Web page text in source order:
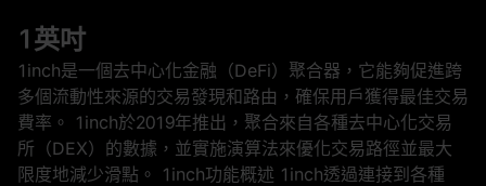
1英吋
1inch是一個去中心化金融（DeFi）聚合器，它能夠促進跨
多個流動性來源的交易發現和路由，確保用戶獲得最佳交易
費率。 1inch於2019年推出，聚合來自各種去中心化交易
所（DEX）的數據，並實施演算法來優化交易路徑並最大
限度地減少滑點。 1inch功能概述 1inch透過連接到各種